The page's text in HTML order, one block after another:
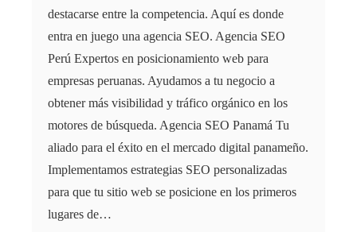
destacarse entre la competencia. Aquí es donde
entra en juego una agencia SEO. Agencia SEO
Perú Expertos en posicionamiento web para
empresas peruanas. Ayudamos a tu negocio a
obtener más visibilidad y tráfico orgánico en los
motores de búsqueda. Agencia SEO Panamá Tu
aliado para el éxito en el mercado digital panameño.
Implementamos estrategias SEO personalizadas
para que tu sitio web se posicione en los primeros
lugares de…